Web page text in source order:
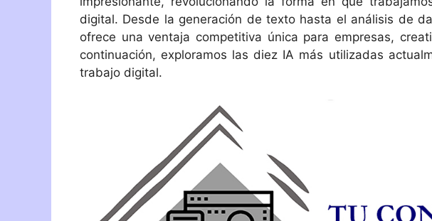
digital. Desde la generación de texto hasta el análisis de
ofrece una ventaja competitiva única para empresas,
continuación, exploramos las diez IA más utilizadas
trabajo digital.